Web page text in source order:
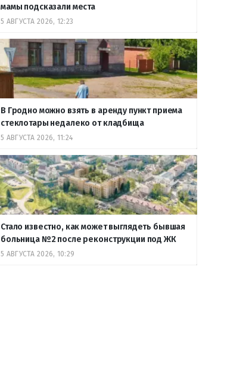
мамы подсказали места
5 АВГУСТА 2026, 12:23
В Гродно можно взять в аренду пункт приема
стеклотары недалеко от кладбища
5 АВГУСТА 2026, 11:24
Стало известно, как может выглядеть бывшая
больница №2 после реконструкции под ЖК
5 АВГУСТА 2026, 10:29